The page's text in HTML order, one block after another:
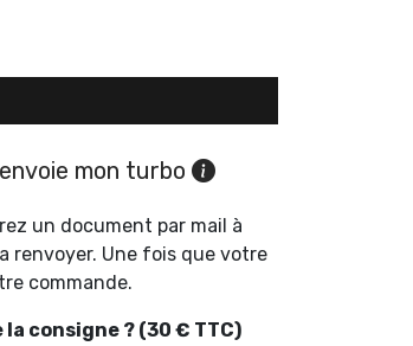
mon turbo
un document par mail à
renvoyer. Une fois que votre
commande.
consigne ? (30 € TTC)